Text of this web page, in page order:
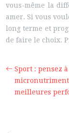
vous-même la
amer. Si vous
long terme et
de faire le choix.
Sport : pensez à
meilleures